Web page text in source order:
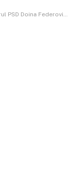
cere ambulanțe noi pentru Botoșani